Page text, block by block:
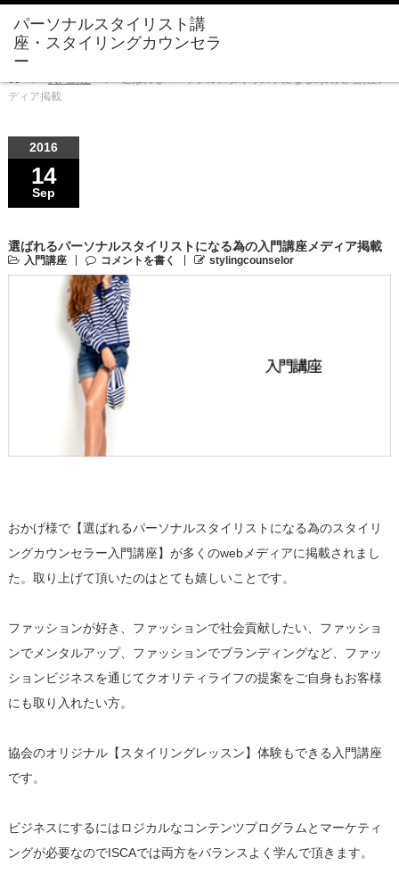
入門講座
選ばれるパーソナルスタイリストになる為の入門講座メ
ディア掲載
2016
14
Sep
選ばれるパーソナルスタイリストになる為の入門講座メディア掲載
入門講座 コメントを書く stylingcounselor
おかげ様で【選ばれるパーソナルスタイリストになる為のスタイリ
ングカウンセラー入門講座】が多くのwebメディアに掲載されまし
た。取り上げて頂いたのはとても嬉しいことです。
ファッションが好き、ファッションで社会貢献したい、ファッショ
ンでメンタルアップ、ファッションでブランディングなど、ファッ
ションビジネスを通じてクオリティライフの提案をご自身もお客様
にも取り入れたい方。
協会のオリジナル【スタイリングレッスン】体験もできる入門講座
です。
ビジネスにするにはロジカルなコンテンツプログラムとマーケティ
ングが必要なのでISCAでは両方をバランスよく学んで頂きます。